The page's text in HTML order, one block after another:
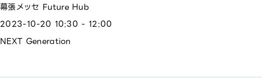
幕張メッセ Future Hub
2023-10-20 10:30 - 12:00
NEXT Generation